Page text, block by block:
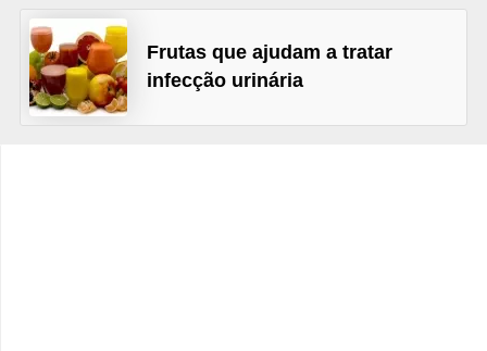
Frutas que ajudam a tratar
infecção urinária
l
a
n